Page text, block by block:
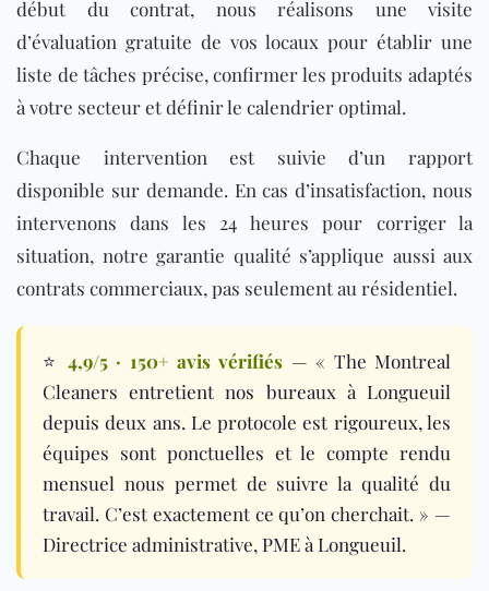
début du contrat, nous réalisons une visite
d’évaluation gratuite de vos locaux pour établir une
liste de tâches précise, confirmer les produits adaptés
à votre secteur et définir le calendrier optimal.
Chaque intervention est suivie d’un rapport
disponible sur demande. En cas d’insatisfaction, nous
intervenons dans les 24 heures pour corriger la
situation, notre garantie qualité s’applique aussi aux
contrats commerciaux, pas seulement au résidentiel.
⭐ 4,9/5 · 150+ avis vérifiés — « The Montreal
Cleaners entretient nos bureaux à Longueuil
depuis deux ans. Le protocole est rigoureux, les
équipes sont ponctuelles et le compte rendu
mensuel nous permet de suivre la qualité du
travail. C’est exactement ce qu’on cherchait. » —
Directrice administrative, PME à Longueuil.